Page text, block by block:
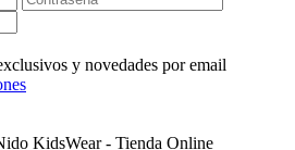
y novedades por email